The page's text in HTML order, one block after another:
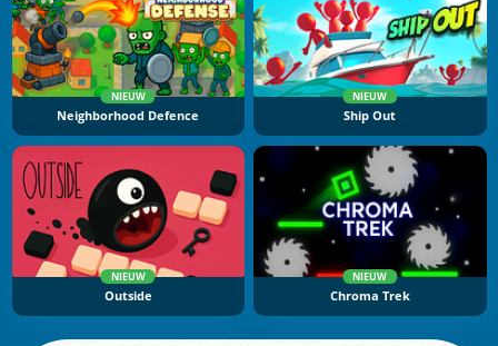
NIEUW
Neighborhood Defence
NIEUW
Ship Out
NIEUW
Outside
NIEUW
Chroma Trek